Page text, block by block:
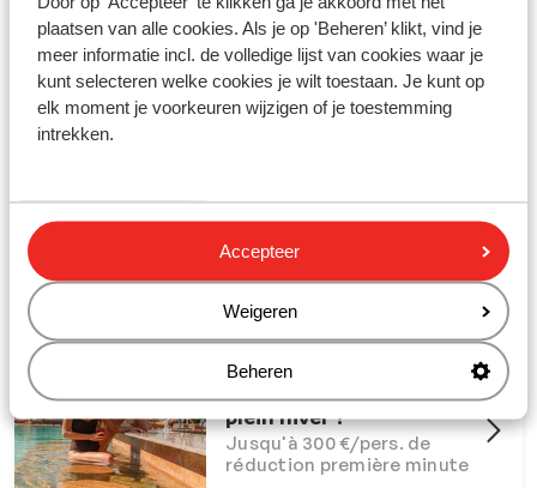
plaatsen van alle cookies. Als je op 'Beheren’ klikt, vind je
meer informatie incl. de volledige lijst van cookies waar je
kunt selecteren welke cookies je wilt toestaan. Je kunt op
elk moment je voorkeuren wijzigen of je toestemming
intrekken.
Accepteer
Weigeren
Beheren
Partez en vacances avec Sunweb !
Offres Dernière Chance
Et si l'été s'invitait en
plein hiver ?
Jusqu'à 300 €/pers. de
réduction première minute